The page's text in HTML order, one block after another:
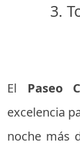
3.
El Paseo
excelencia
noche más